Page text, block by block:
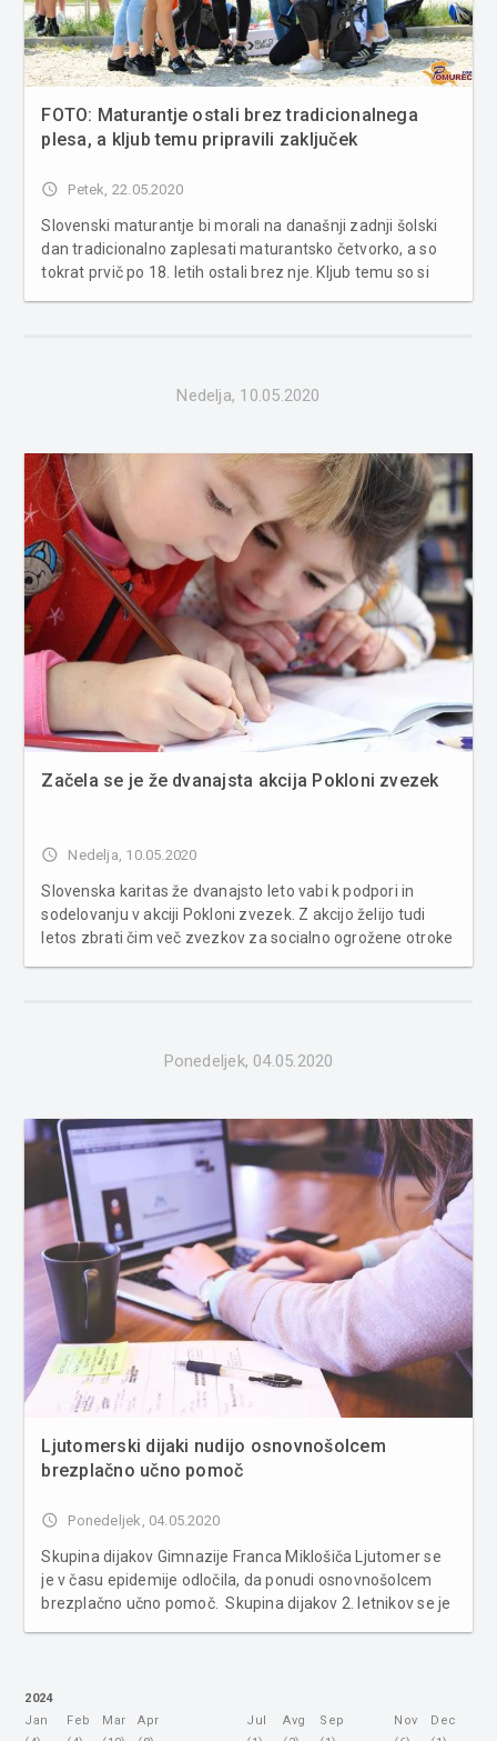
FOTO: Maturantje ostali brez tradicionalnega
plesa, a kljub temu pripravili zaključek
access_time Petek, 22.05.2020
Slovenski maturantje bi morali na današnji zadnji šolski
dan tradicionalno zaplesati maturantsko četvorko, a so
tokrat prvič po 18. letih ostali brez nje. Kljub temu so si
Nedelja, 10.05.2020
Začela se je že dvanajsta akcija Pokloni zvezek
access_time Nedelja, 10.05.2020
Slovenska karitas že dvanajsto leto vabi k podpori in
sodelovanju v akciji Pokloni zvezek. Z akcijo želijo tudi
letos zbrati čim več zvezkov za socialno ogrožene otroke
Ponedeljek, 04.05.2020
Ljutomerski dijaki nudijo osnovnošolcem
brezplačno učno pomoč
access_time Ponedeljek, 04.05.2020
Skupina dijakov Gimnazije Franca Miklošiča Ljutomer se
je v času epidemije odločila, da ponudi osnovnošolcem
brezplačno učno pomoč. Skupina dijakov 2. letnikov se je
2024
Jan
Feb
Mar
Apr
Jul
Avg
Sep
Nov
Dec